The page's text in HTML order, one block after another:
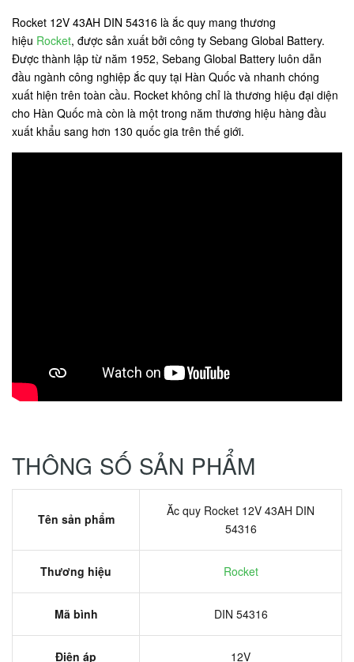
Rocket 12V 43AH DIN 54316 là ắc quy mang thương
hiệu Rocket, được sản xuất bởi công ty Sebang Global Battery.
Được thành lập từ năm 1952, Sebang Global Battery luôn dẫn
đầu ngành công nghiệp ắc quy tại Hàn Quốc và nhanh chóng
xuất hiện trên toàn cầu. Rocket không chỉ là thương hiệu đại diện
cho Hàn Quốc mà còn là một trong năm thương hiệu hàng đầu
xuất khẩu sang hơn 130 quốc gia trên thế giới.
THÔNG SỐ SẢN PHẨM
Tên sản phẩm
Ăc quy Rocket 12V 43AH DIN
54316
Thương hiệu Rocket
Mã bình DIN 54316
Điện áp 12V